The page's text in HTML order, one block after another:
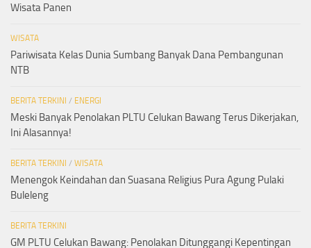
Wisata Panen
WISATA
Pariwisata Kelas Dunia Sumbang Banyak Dana Pembangunan
NTB
BERITA TERKINI / ENERGI
Meski Banyak Penolakan PLTU Celukan Bawang Terus Dikerjakan,
Ini Alasannya!
BERITA TERKINI / WISATA
Menengok Keindahan dan Suasana Religius Pura Agung Pulaki
Buleleng
BERITA TERKINI
GM PLTU Celukan Bawang: Penolakan Ditunggangi Kepentingan